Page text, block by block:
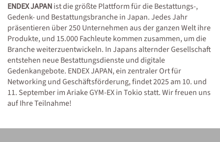
ENDEX JAPANist die größte Plattform für die Bestattungs-,
Gedenk- und Bestattungsbranche in Japan. Jedes Jahr
präsentieren über 250 Unternehmen aus der ganzen Welt ihre
Produkte, und 15.000 Fachleute kommen zusammen, um die
Branche weiterzuentwickeln. In Japans alternder Gesellschaft
entstehen neue Bestattungsdienste und digitale
Gedenkangebote. ENDEX JAPAN, ein zentraler Ort für
Networking und Geschäftsförderung, findet 2025 am 10. und
11. September im Ariake GYM-EX in Tokio statt. Wir freuen uns
auf Ihre Teilnahme!